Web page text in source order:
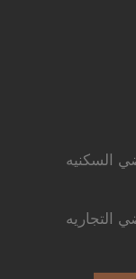
السكنيه
التجاريه